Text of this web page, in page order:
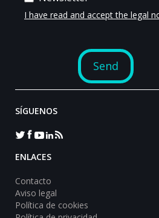
SÍGUENOS
ENLACES
Contacto
Aviso legal
Política de cookies